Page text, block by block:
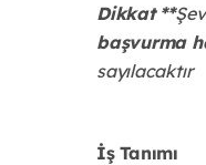
Dikkat **
başvurma
sayılacaktır
İş Tanımı